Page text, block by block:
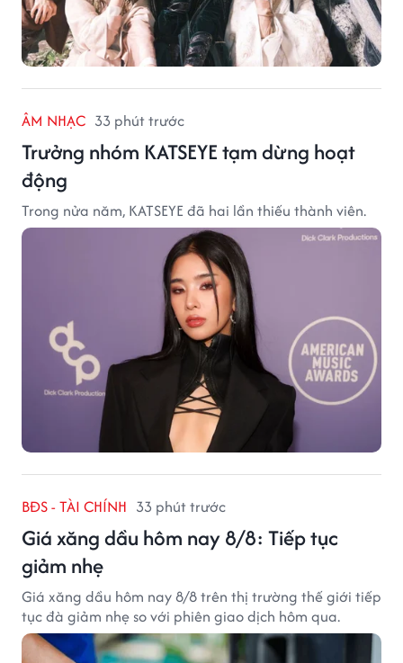
ÂM NHẠC 33 phút trước
Trưởng nhóm KATSEYE tạm dừng hoạt
động
Trong nửa năm, KATSEYE đã hai lần thiếu thành viên.
BĐS - TÀI CHÍNH 33 phút trước
Giá xăng dầu hôm nay 8/8: Tiếp tục
giảm nhẹ
Giá xăng dầu hôm nay 8/8 trên thị trường thế giới tiếp
tục đà giảm nhẹ so với phiên giao dịch hôm qua.